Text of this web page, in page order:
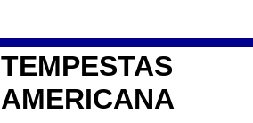
TEMPESTAS
AMERICANA